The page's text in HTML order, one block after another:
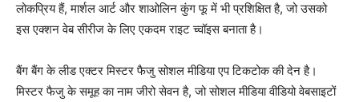
लोकप्रिय हैं, मार्शल आर्ट और शाओलिन कुंग फू में भी प्रशिक्षित है, जो उसको
इस एक्‍शन वेब सीरीज के लिए एकदम राइट च्‍वॉइस बनाता है।
बैंग बैंग के लीड एक्‍टर मिस्‍टर फैजु सोशल मीडिया एप टिकटोक की देन है।
मिस्‍टर फैजु के समूह का नाम जीरो सेवन है, जो सोशल मीडिया वीडियो वेबसाइटों